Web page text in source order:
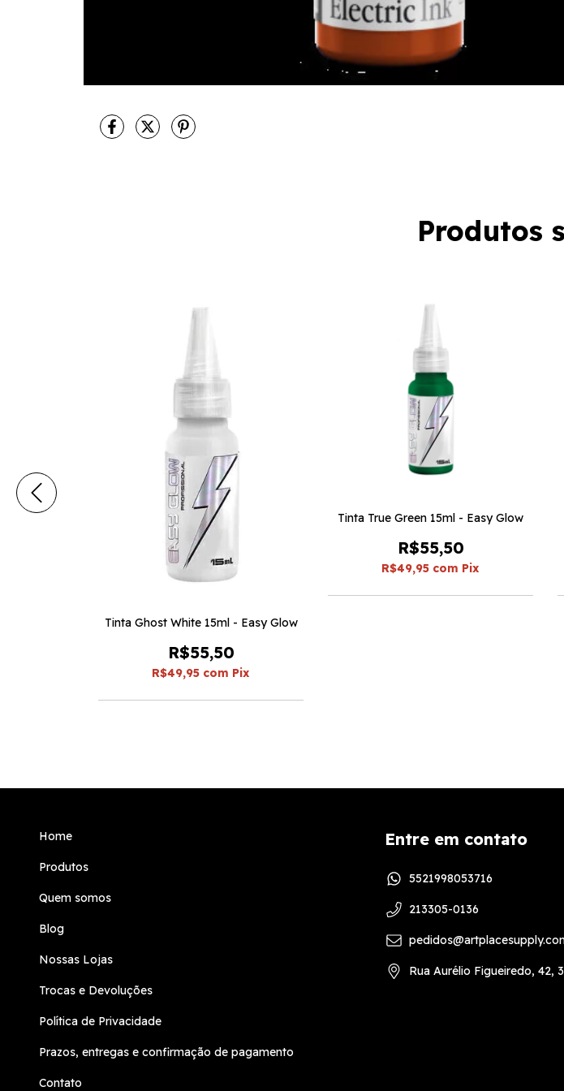
Produtos
Tinta Ghost White 15ml - Easy Glow
R$55,50
R$49,95 com Pix
Tinta True Green 15ml - Easy Glow
R$55,50
R$49,95 com Pix
Home
Produtos
Quem somos
Blog
Nossas Lojas
Trocas e Devoluções
Política de Privacidade
Prazos, entregas e confirmação de pagamento
Contato
Entre em contato
5521998053716
213305-0136
Rua Aurélio Figueiredo, 42,